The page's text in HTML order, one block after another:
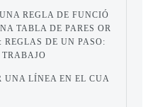
REGLA DE FUNCIÓ
TABLA DE PARES OR
REGLAS DE UN PASO:
UNA LÍNEA EN EL CUA